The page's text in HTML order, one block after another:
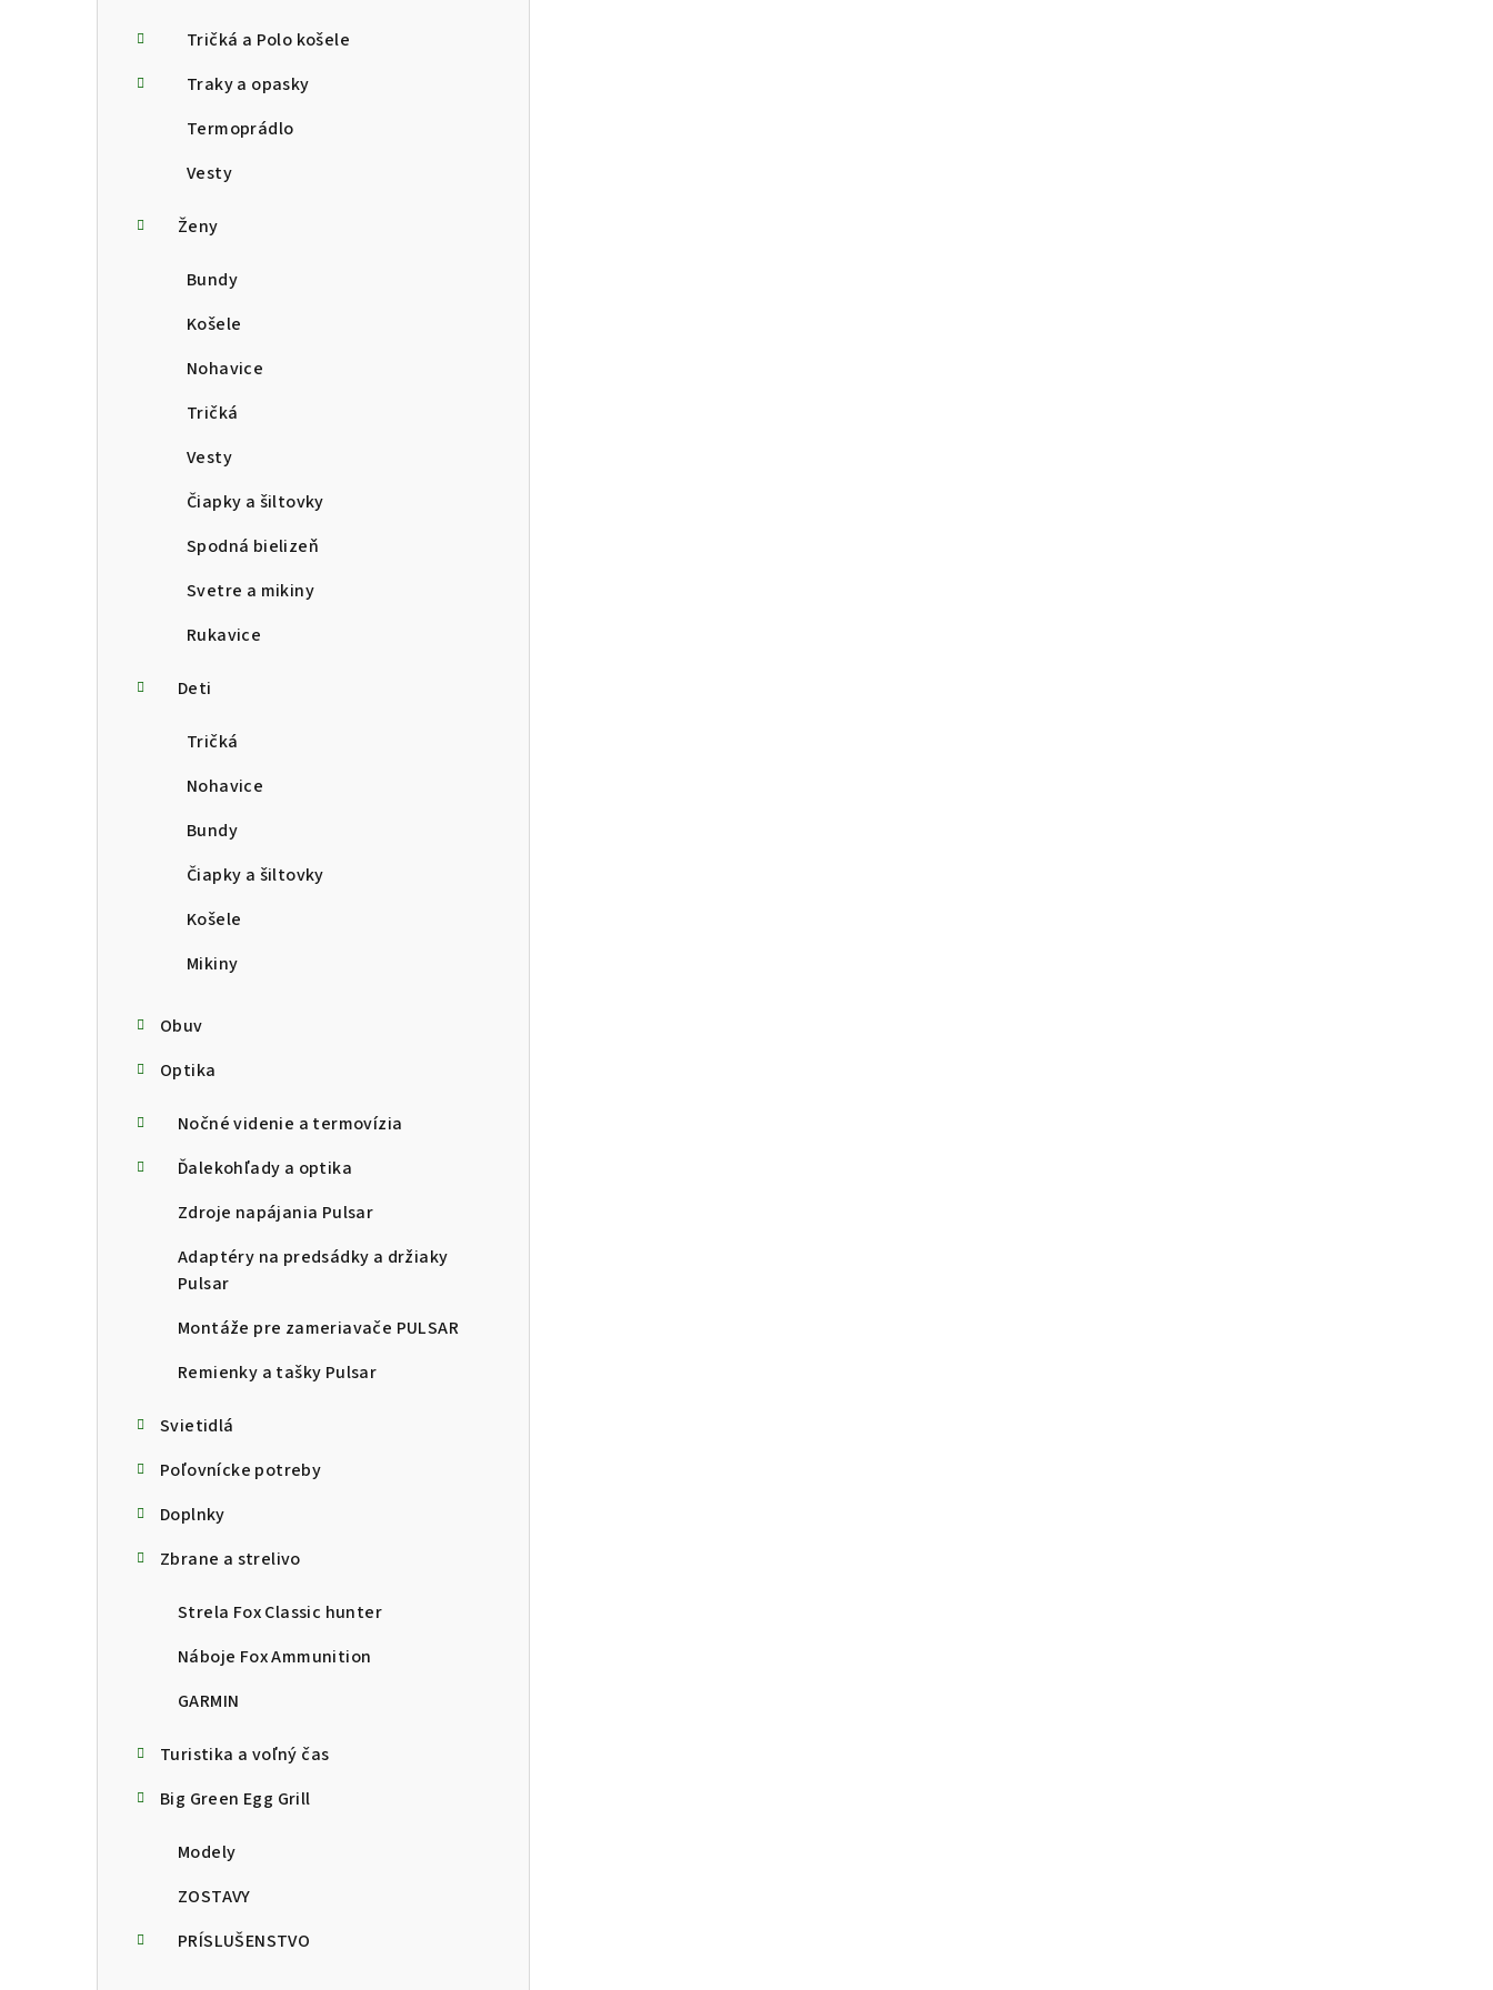
Tričká a Polo košele
Traky a opasky
Termoprádlo
Vesty
Ženy
Bundy
Košele
Nohavice
Tričká
Vesty
Čiapky a šiltovky
Spodná bielizeň
Svetre a mikiny
Rukavice
Deti
Tričká
Nohavice
Bundy
Čiapky a šiltovky
Košele
Mikiny
Obuv
Optika
Nočné videnie a termovízia
Ďalekohľady a optika
Zdroje napájania Pulsar
Adaptéry na predsádky a držiaky
Pulsar
Montáže pre zameriavače PULSAR
Remienky a tašky Pulsar
Svietidlá
Poľovnícke potreby
Doplnky
Zbrane a strelivo
Strela Fox Classic hunter
Náboje Fox Ammunition
GARMIN
Turistika a voľný čas
Big Green Egg Grill
Modely
ZOSTAVY
PRÍSLUŠENSTVO